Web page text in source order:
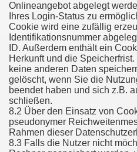
Onlineangebot abgelegt
Ihres Login-Status zu
Cookie wird eine zufällig
Identifikationsnummer
ID. Außerdem enthält ein
Herkunft und die
keine anderen Daten
gelöscht, wenn Sie die
beendet haben und sich z.B.
schließen.
8.2 Über den Einsatz von
pseudonymer
Rahmen dieser
8.3 Falls die Nutzer nicht